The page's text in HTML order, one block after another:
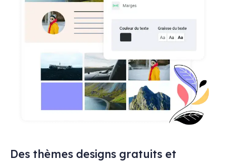
Des thèmes designs gratuits et